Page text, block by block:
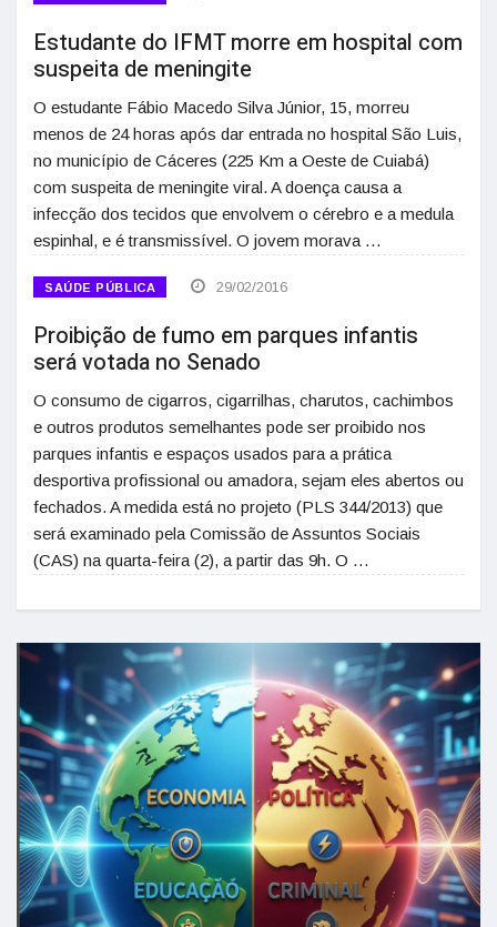
Estudante do IFMT morre em hospital com
suspeita de meningite
O estudante Fábio Macedo Silva Júnior, 15, morreu
menos de 24 horas após dar entrada no hospital São Luis,
no município de Cáceres (225 Km a Oeste de Cuiabá)
com suspeita de meningite viral. A doença causa a
infecção dos tecidos que envolvem o cérebro e a medula
espinhal, e é transmissível. O jovem morava …
SAÚDE PÚBLICA 29/02/2016
Proibição de fumo em parques infantis
será votada no Senado
O consumo de cigarros, cigarrilhas, charutos, cachimbos
e outros produtos semelhantes pode ser proibido nos
parques infantis e espaços usados para a prática
desportiva profissional ou amadora, sejam eles abertos ou
fechados. A medida está no projeto (PLS 344/2013) que
será examinado pela Comissão de Assuntos Sociais
(CAS) na quarta-feira (2), a partir das 9h. O …